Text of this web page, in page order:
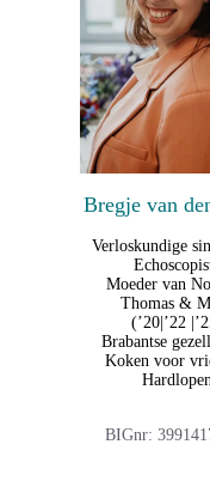
Bregje van
Verloskundige
Moeder van
Thomas &
(’20|’22
Brabantse
Koken voor
Hardlopen
BIGnr: